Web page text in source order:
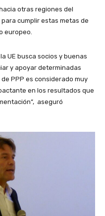
otras regiones del
cumplir estas metas de
europeo.
UE busca socios y buenas
y apoyar determinadas
PPP es considerado muy
en los resultados que
aseguró